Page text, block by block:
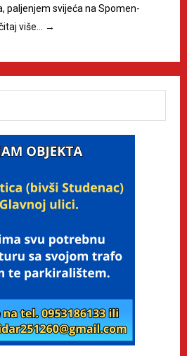
paljenjem svijeća na Spomen-
više… →